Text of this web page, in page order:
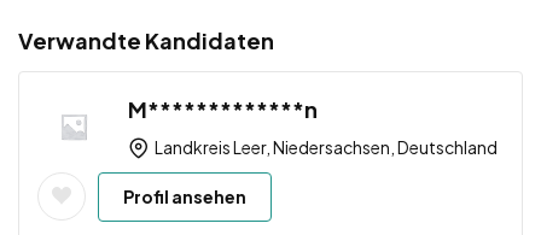
Verwandte Kandidaten
M*************n
Landkreis Leer, Niedersachsen, Deutschland
Profil ansehen